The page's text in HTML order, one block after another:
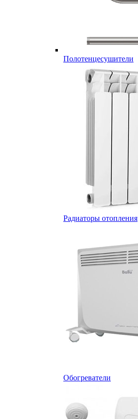
Полотенцесушители
Радиаторы отопления
Обогреватели